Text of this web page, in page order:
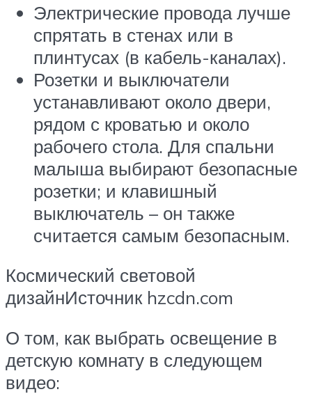
Электрические провода лучше
спрятать в стенах или в
плинтусах (в кабель-каналах).
Розетки и выключатели
устанавливают около двери,
рядом с кроватью и около
рабочего стола. Для спальни
малыша выбирают безопасные
розетки; и клавишный
выключатель – он также
считается самым безопасным.
Космический световой
дизайнИсточник hzcdn.com
О том, как выбрать освещение в
детскую комнату в следующем
видео: